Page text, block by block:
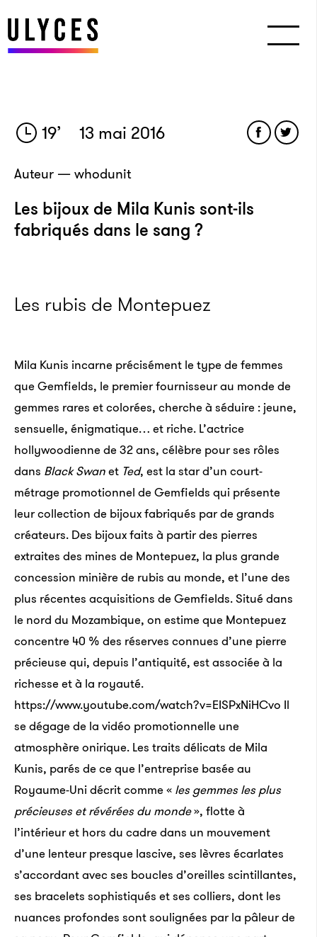
19’ 13 mai 2016
Auteur — whodunit
Les bijoux de Mila Kunis sont-ils
fabriqués dans le sang ?
Les rubis de Montepuez
Mila Kunis incarne précisément le type de femmes
que Gemfields, le premier fournisseur au monde de
gemmes rares et colorées, cherche à séduire : jeune,
sensuelle, énigmatique… et riche. L’actrice
hollywoodienne de 32 ans, célèbre pour ses rôles
dans Black Swanet Ted, est la star d’un court-
métrage promotionnel de Gemfields qui présente
leur collection de bijoux fabriqués par de grands
créateurs. Des bijoux faits à partir des pierres
extraites des mines de Montepuez, la plus grande
concession minière de rubis au monde, et l’une des
plus récentes acquisitions de Gemfields. Situé dans
le nord du Mozambique, on estime que Montepuez
concentre 40 % des réserves connues d’une pierre
précieuse qui, depuis l’antiquité, est associée à la
richesse et à la royauté.
https://www.youtube.com/watch?v=EISPxNiHCvo Il
se dégage de la vidéo promotionnelle une
atmosphère onirique. Les traits délicats de Mila
Kunis, parés de ce que l’entreprise basée au
Royaume-Uni décrit comme « les gemmes les plus
précieuses et révérées du monde», flotte à
l’intérieur et hors du cadre dans un mouvement
d’une lenteur presque lascive, ses lèvres écarlates
s’accordant avec ses boucles d’oreilles scintillantes,
ses bracelets sophistiqués et ses colliers, dont les
nuances profondes sont soulignées par la pâleur de